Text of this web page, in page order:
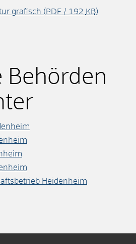
grafisch (PDF / 192 KB)
Behörden
Heidenheim